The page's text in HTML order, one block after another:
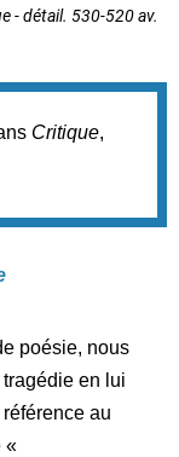
- détail. 530-520 av.
Critique,
poésie, nous
en lui
au
«